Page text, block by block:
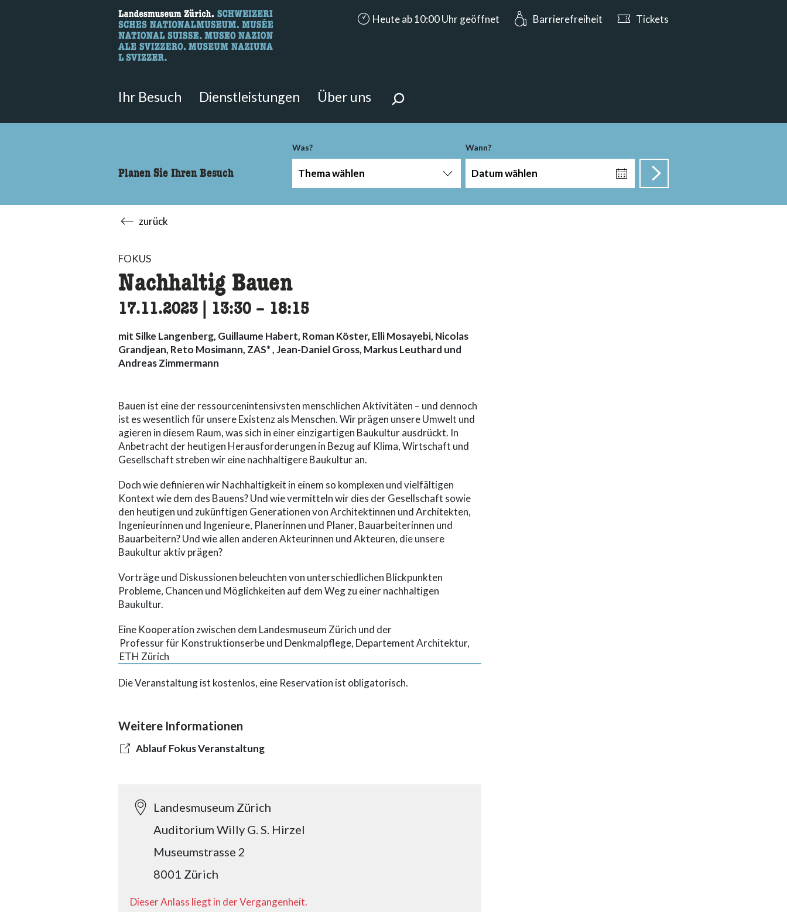
Hier können Sie nach Inhalten der Seite suchen.
accessibility.aria.opening_hours: Heute ab 10:00 Uhr geöffnet
Heute ab 10:00 Uhr geöffnet Barrierefreiheit Tickets
Ihr Besuch Dienstleistungen Über uns
Planen Sie Ihren Besuch
Was?
Thema wählen
Wann?
Datum wählen
zurück
FOKUS
Nachhaltig Bauen
17.11.2023 13:30 accessibility.time_to
– 18:15
mit Silke Langenberg, Guillaume Habert, Roman Köster, Elli Mosayebi, Nicolas
Grandjean, Reto Mosimann, ZAS* , Jean-Daniel Gross, Markus Leuthard und
Andreas Zimmermann
Bauen ist eine der ressourcenintensivsten menschlichen Aktivitäten – und dennoch
ist es wesentlich für unsere Existenz als Menschen. Wir prägen unsere Umwelt und
agieren in diesem Raum, was sich in einer einzigartigen Baukultur ausdrückt. In
Anbetracht der heutigen Herausforderungen in Bezug auf Klima, Wirtschaft und
Gesellschaft streben wir eine nachhaltigere Baukultur an.
Doch wie definieren wir Nachhaltigkeit in einem so komplexen und vielfältigen
Kontext wie dem des Bauens? Und wie vermitteln wir dies der Gesellschaft sowie
den heutigen und zukünftigen Generationen von Architektinnen und Architekten,
Ingenieurinnen und Ingenieure, Planerinnen und Planer, Bauarbeiterinnen und
Bauarbeitern? Und wie allen anderen Akteurinnen und Akteuren, die unsere
Baukultur aktiv prägen?
Vorträge und Diskussionen beleuchten von unterschiedlichen Blickpunkten
Probleme, Chancen und Möglichkeiten auf dem Weg zu einer nachhaltigen
Baukultur.
Eine Kooperation zwischen dem Landesmuseum Zürich und der
Professur für Konstruktionserbe und Denkmalpflege, Departement Architektur,
ETH Zürich
Die Veranstaltung ist kostenlos, eine Reservation ist obligatorisch.
Weitere Informationen
Ablauf Fokus Veranstaltung
Landesmuseum Zürich
Auditorium Willy G. S. Hirzel
Museumstrasse 2
8001 Zürich
Dieser Anlass liegt in der Vergangenheit.